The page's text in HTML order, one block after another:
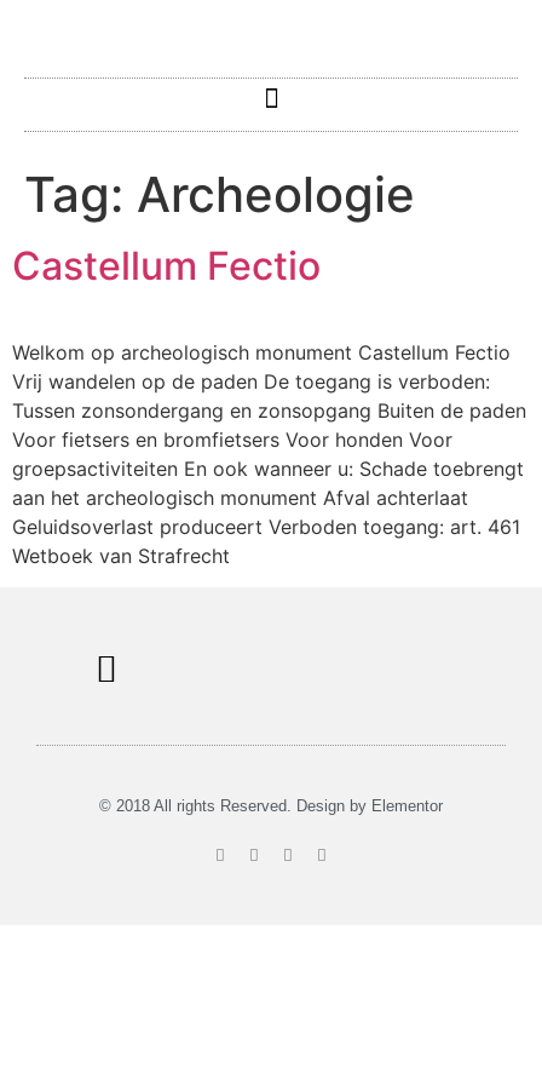
Tag: Archeologie
Castellum Fectio
Welkom op archeologisch monument Castellum Fectio
Vrij wandelen op de paden De toegang is verboden:
Tussen zonsondergang en zonsopgang Buiten de paden
Voor fietsers en bromfietsers Voor honden Voor
groepsactiviteiten En ook wanneer u: Schade toebrengt
aan het archeologisch monument Afval achterlaat
Geluidsoverlast produceert Verboden toegang: art. 461
Wetboek van Strafrecht
© 2018 All rights Reserved. Design by Elementor